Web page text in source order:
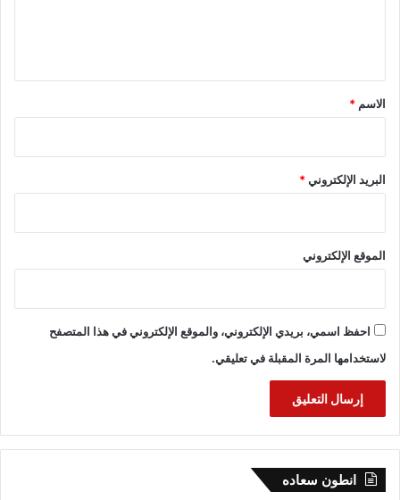
*
الاسم *
البريد الإلكتروني*
الموقع الإلكتروني
احفظ اسمي، بريدي الإلكتروني، والموقع الإلكتروني في هذا المتصفح
لاستخدامها المرة المقبلة في تعليقي.
انطون سعاده